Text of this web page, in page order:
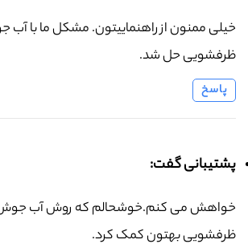
خیلی ممنون از راهنماییتون. مشکل ما با آب
ظرفشویی حل شد.
پاسخ
پشتیبانی گفت:
خواهش می کنم.خوشحالم که روش آب جوش
ظرفشویی بهتون کمک کرد.